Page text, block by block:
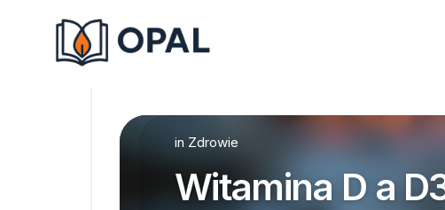
in Zdrowie
Witamina D a